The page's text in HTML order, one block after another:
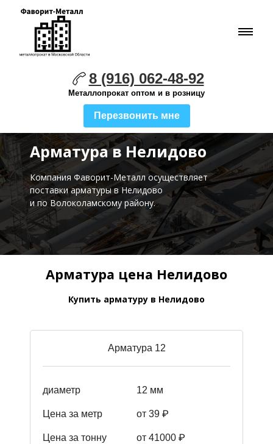
8 (916) 062-48-92
Металлопрокат оптом и в розницу
Перезвонить мне
Арматура в Нелидово
Компания Фаворит-Металл осуществляет
поставкиарматуры в Нелидово
и по Волоколамскому району.
Арматура цена Нелидово
Купить арматуру в Нелидово
Арматура 12
диаметр 12 мм
Цена за метр от 39 ₽
Цена за тонну от 41000 ₽